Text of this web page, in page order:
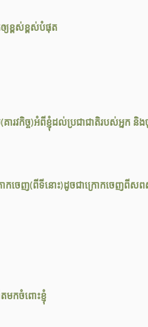
យខ្ពស់ខ្ពស់បំផុត
ច្ច)អំពីខ្ញុំដល់ប្រជាជាតិរបស់អ្នក និងចូ
កចេញ(ពីទីនោះ)ដូចជាក្រោកចេញពីស
មកចំពោះខ្ញុំ